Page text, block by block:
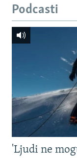
Podcasti
'Ljudi ne